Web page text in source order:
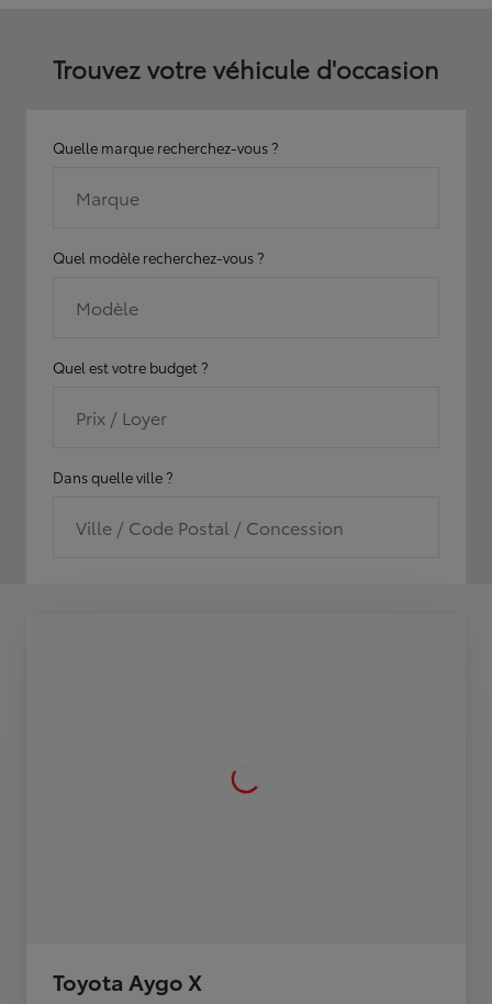
Trouvez votre véhicule d'occasion
Quelle marque recherchez-vous ?
Marque
Quel modèle recherchez-vous ?
Modèle
Quel est votre budget ?
Prix / Loyer
Dans quelle ville ?
Ville / Code Postal / Concession
Toyota Aygo X